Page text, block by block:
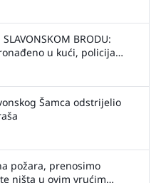
BRODU:
u kući, policija
Šamca odstrijelio
požara, prenosimo
ništa u ovim vrućim